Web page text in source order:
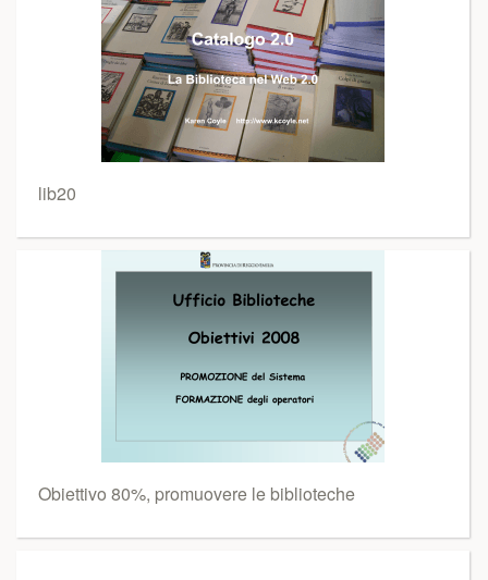
lib20
Obiettivo 80%, promuovere le biblioteche